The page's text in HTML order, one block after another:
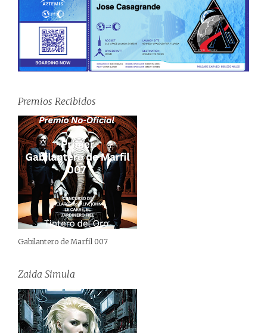
Premios Recibidos
Gabilantero de Marfil 007
Zaida Simula